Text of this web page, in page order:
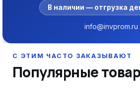
В наличии — отгрузка
info@invprom.ru
Популярные